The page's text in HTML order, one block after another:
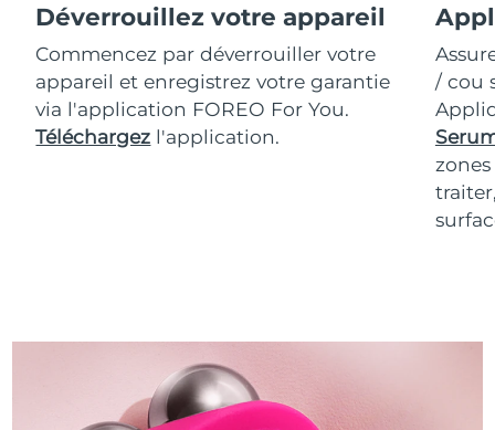
Déverrouillez votre appareil
Commencez par déverrouiller votre
appareil et enregistrez votre garantie
via l'application FOREO For You.
Téléchargez l'application.
/ cou